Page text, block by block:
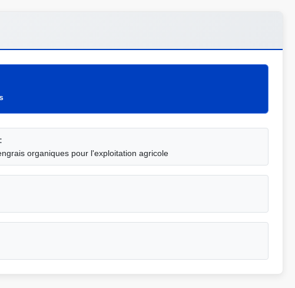
organiques pour l'exploitation agricole